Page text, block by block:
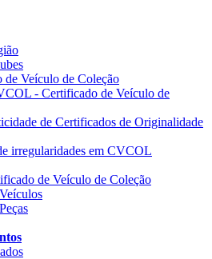
Veículo de Coleção
- Certificado de Veículo de
de Certificados de Originalidade
irregularidades em CVCOL
de Veículo de Coleção